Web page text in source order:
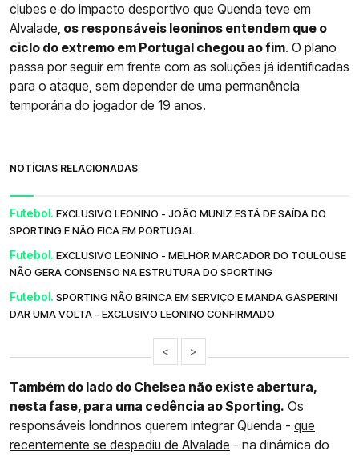
clubes e do impacto desportivo que Quenda teve em
Alvalade, os responsáveis leoninos entendem que o
ciclo do extremo em Portugal chegou ao fim. O plano
passa por seguir em frente com as soluções já identificadas
para o ataque, sem depender de uma permanência
temporária do jogador de 19 anos.
NOTÍCIAS RELACIONADAS
Futebol. EXCLUSIVO LEONINO - JOÃO MUNIZ ESTÁ DE SAÍDA DO
SPORTING E NÃO FICA EM PORTUGAL
Futebol. EXCLUSIVO LEONINO - MELHOR MARCADOR DO TOULOUSE
NÃO GERA CONSENSO NA ESTRUTURA DO SPORTING
Futebol. SPORTING NÃO BRINCA EM SERVIÇO E MANDA GASPERINI
DAR UMA VOLTA - EXCLUSIVO LEONINO CONFIRMADO
< >
Também do lado do Chelsea não existe abertura,
nesta fase, para uma cedência ao Sporting. Os
responsáveis londrinos querem integrar Quenda - que
recentemente se despediu de Alvalade - na dinâmica do